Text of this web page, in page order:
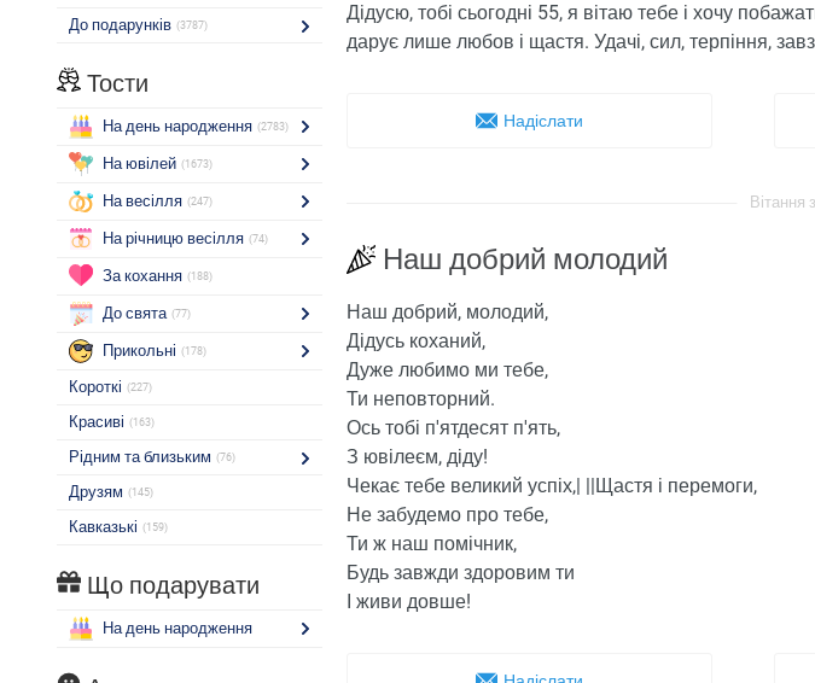
До подарунків (3787)
Тости
На день народження (2783)
На ювілей (1673)
На весілля (247)
На річницю весілля (74)
За кохання (188)
До свята (77)
Прикольні (178)
Короткі (227)
Красиві (163)
Рідним та близьким (76)
Друзям (145)
Кавказькі (159)
Що подарувати
На день народження
Дідусю, тобі сьогодні 55, я вітаю тебе і хочу
дарує лише любов і щастя. Удачі, сил, терпіння,
Надіслати
Вітання
Наш добрий молодий
Наш добрий, молодий,
Дідусь коханий,
Дуже любимо ми тебе,
Ти неповторний.
Ось тобі п'ятдесят п'ять,
З ювілеєм, діду!
Чекає тебе великий успіх,| ||Щастя і перемоги,
Не забудемо про тебе,
Ти ж наш помічник,
Будь завжди здоровим ти
І живи довше!